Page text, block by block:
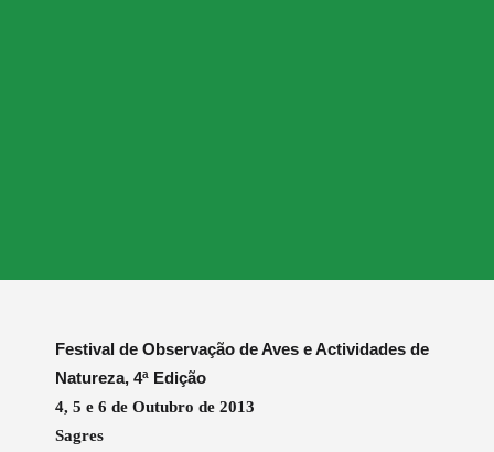
Festival de Observação de Aves e Actividades de
Natureza, 4ª Edição
4, 5 e 6 de Outubro de 2013
Sagres